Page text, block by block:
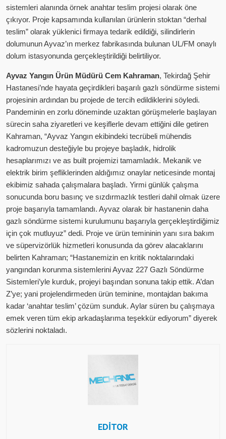
sistemleri alanında örnek anahtar teslim projesi olarak öne
çıkıyor. Proje kapsamında kullanılan ürünlerin stoktan “derhal
teslim” olarak yüklenici firmaya tedarik edildiği, silindirlerin
dolumunun Ayvaz’ın merkez fabrikasında bulunan UL/FM onaylı
dolum istasyonunda gerçekleştirildiği belirtiliyor.
Ayvaz Yangın Ürün Müdürü Cem Kahraman, Tekirdağ Şehir
Hastanesi’nde hayata geçirdikleri başarılı gazlı söndürme sistemi
projesinin ardından bu projede de tercih edildiklerini söyledi.
Pandeminin en zorlu döneminde uzaktan görüşmelerle başlayan
sürecin saha ziyaretleri ve keşiflerle devam ettiğini dile getiren
Kahraman, “Ayvaz Yangın ekibindeki tecrübeli mühendis
kadromuzun desteğiyle bu projeye başladık, hidrolik
hesaplarımızı ve as built projemizi tamamladık. Mekanik ve
elektrik birim şefliklerinden aldığımız onaylar neticesinde montaj
ekibimiz sahada çalışmalara başladı. Yirmi günlük çalışma
sonucunda boru basınç ve sızdırmazlık testleri dahil olmak üzere
proje başarıyla tamamlandı. Ayvaz olarak bir hastanenin daha
gazlı söndürme sistemi kurulumunu başarıyla gerçekleştirdiğimiz
için çok mutluyuz” dedi. Proje ve ürün temininin yanı sıra bakım
ve süpervizörlük hizmetleri konusunda da görev alacaklarını
belirten Kahraman; “Hastanemizin en kritik noktalarındaki
yangından korunma sistemlerini Ayvaz 227 Gazlı Söndürme
Sistemleri’yle kurduk, projeyi başından sonuna takip ettik. A’dan
Z’ye; yani projelendirmeden ürün teminine, montajdan bakıma
kadar ‘anahtar teslim’ çözüm sunduk. Aylar süren bu çalışmaya
emek veren tüm ekip arkadaşlarıma teşekkür ediyorum” diyerek
sözlerini noktaladı.
EDİTOR